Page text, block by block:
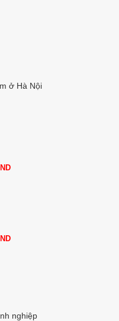
ở Hà Nội
nghiệp